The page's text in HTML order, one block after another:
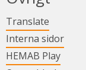
Translate
Interna sidor
HEMAB PlayLänk